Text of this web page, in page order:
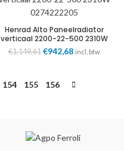
Henrad Alto Paneelradiator
verticaal 2200-22-500 2310W
0274222205
€1.149,61 Oorspronkelijke
€1.149,61.
€942,68 Huidige
€942,68.
incl. btw
154 155 156